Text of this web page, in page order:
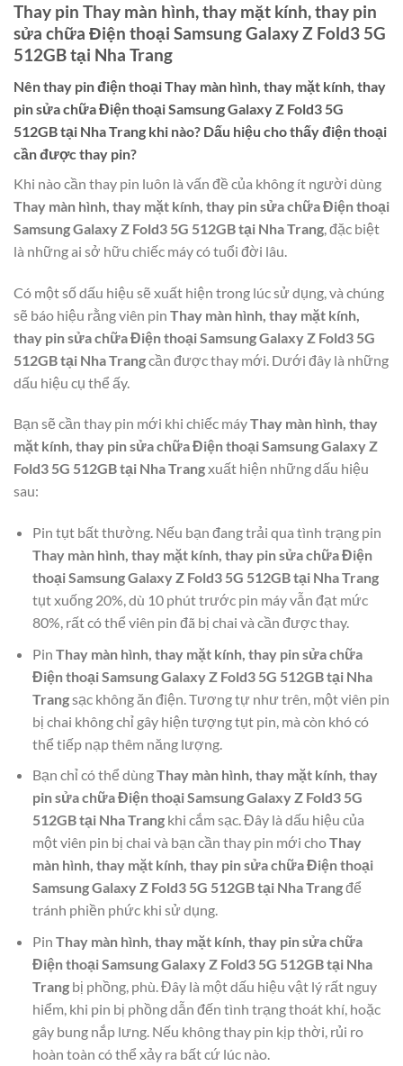
Thay pin Thay màn hình, thay mặt kính, thay pin
sửa chữa Điện thoại Samsung Galaxy Z Fold3 5G
512GB tại Nha Trang
Nên thay pin điện thoạiThay màn hình, thay mặt kính, thay
pin sửa chữa Điện thoại Samsung Galaxy Z Fold3 5G
512GB tại Nha Trang khi nào? Dấu hiệu cho thấy điện thoại
cần được thay pin?
Khi nào cần thay pin luôn là vấn đề của không ít người dùng
Thay màn hình, thay mặt kính, thay pin sửa chữa Điện thoại
Samsung Galaxy Z Fold3 5G 512GB tại Nha Trang, đặc biệt
là những ai sở hữu chiếc máy có tuổi đời lâu.
Có một số dấu hiệu sẽ xuất hiện trong lúc sử dụng, và chúng
sẽ báo hiệu rằng viên pin Thay màn hình, thay mặt kính,
thay pin sửa chữa Điện thoại Samsung Galaxy Z Fold3 5G
512GB tại Nha Trangcần được thay mới. Dưới đây là những
dấu hiệu cụ thể ấy.
Bạn sẽ cần thay pin mới khi chiếc máyThay màn hình, thay
mặt kính, thay pin sửa chữa Điện thoại Samsung Galaxy Z
Fold3 5G 512GB tại Nha Trangxuất hiện những dấu hiệu
sau:
Pin tụt bất thường. Nếu bạn đang trải qua tình trạng pin
Thay màn hình, thay mặt kính, thay pin sửa chữa Điện
thoại Samsung Galaxy Z Fold3 5G 512GB tại Nha Trang
tụt xuống 20%, dù 10 phút trước pin máy vẫn đạt mức
80%, rất có thể viên pin đã bị chai và cần được thay.
Pin Thay màn hình, thay mặt kính, thay pin sửa chữa
Điện thoại Samsung Galaxy Z Fold3 5G 512GB tại Nha
Trangsạc không ăn điện. Tương tự như trên, một viên pin
bị chai không chỉ gây hiện tượng tụt pin, mà còn khó có
thể tiếp nạp thêm năng lượng.
Bạn chỉ có thể dùngThay màn hình, thay mặt kính, thay
pin sửa chữa Điện thoại Samsung Galaxy Z Fold3 5G
512GB tại Nha Trangkhi cắm sạc. Đây là dấu hiệu của
một viên pin bị chai và bạn cần thay pin mới choThay
màn hình, thay mặt kính, thay pin sửa chữa Điện thoại
Samsung Galaxy Z Fold3 5G 512GB tại Nha Trangđể
tránh phiền phức khi sử dụng.
Pin Thay màn hình, thay mặt kính, thay pin sửa chữa
Điện thoại Samsung Galaxy Z Fold3 5G 512GB tại Nha
Trangbị phồng, phù. Đây là một dấu hiệu vật lý rất nguy
hiểm, khi pin bị phồng dẫn đến tình trạng thoát khí, hoặc
gây bung nắp lưng. Nếu không thay pin kịp thời, rủi ro
hoàn toàn có thể xảy ra bất cứ lúc nào.